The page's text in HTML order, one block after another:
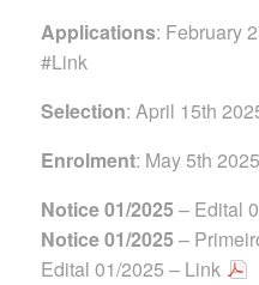
Applications: February
#Link
Selection: April 15th
Enrolment: May 5th
Notice 01/2025 – Edital
Notice 01/2025 –
Edital 01/2025 – Link